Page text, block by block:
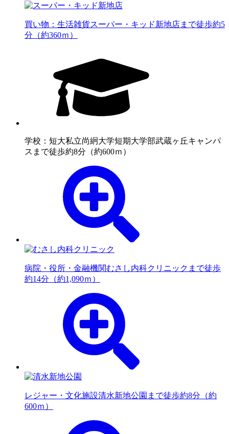
買い物：生活雑貨スーパー・キッド新地店まで徒歩約5
分（約360ｍ）
学校：短大私立尚絅大学短期大学部武蔵ヶ丘キャンパ
スまで徒歩約8分（約600ｍ）
病院・役所・金融機関むさし内科クリニックまで徒歩
約14分（約1,090ｍ）
レジャー・文化施設清水新地公園まで徒歩約8分（約
600ｍ）